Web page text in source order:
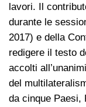
lavori. Il
durante le
2017) e della
redigere il testo
accolti
del
da cinque Paesi,